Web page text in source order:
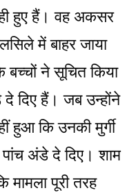
ही हुए हैं। वह अकसर
में बाहर जाया
ने सूचित किया
दिए हैं। जब उन्होंने
हुआ कि उनकी मुर्गी
अंडे दे दिए। शाम
मामला पूरी तरह